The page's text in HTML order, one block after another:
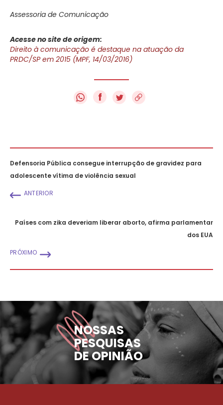
Assessoria de Comunicação
Acesse no site de origem:
Direito à comunicação é destaque na atuação da
PRDC/SP em 2015 (MPF, 14/03/2016)
f
Defensoria Pública consegue interrupção de gravidez para
adolescente vítima de violência sexual
ANTERIOR
Países com zika deveriam liberar aborto, afirma parlamentar
dos EUA
PRÓXIMO
NOSSAS
PESQUISAS
DE OPINIÃO